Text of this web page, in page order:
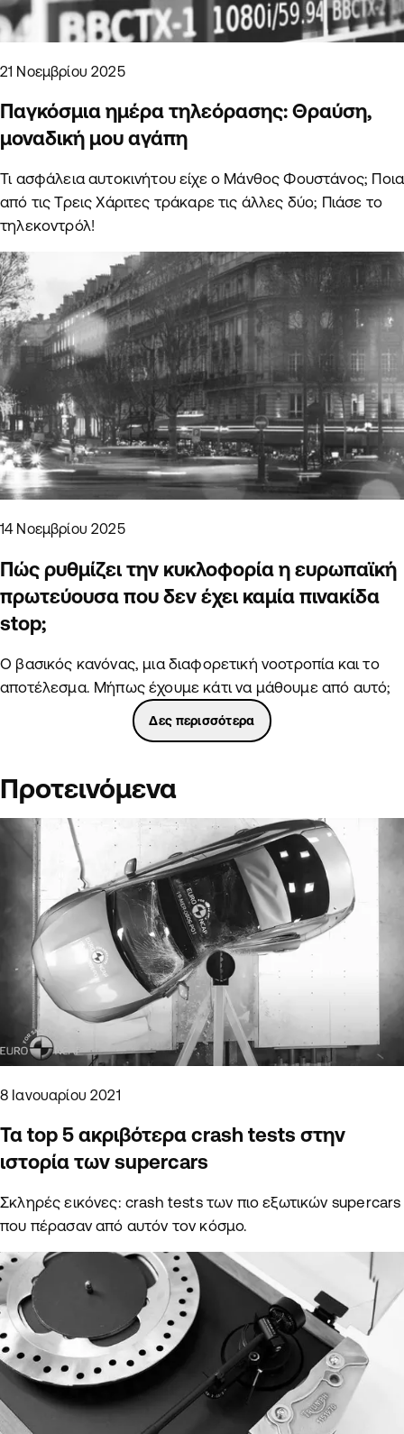
21 Νοεμβρίου 2025
Παγκόσμια ημέρα τηλεόρασης: Θραύση,
μοναδική μου αγάπη
Τι ασφάλεια αυτοκινήτου είχε ο Μάνθος Φουστάνος; Ποια
από τις Τρεις Χάριτες τράκαρε τις άλλες δύο; Πιάσε το
τηλεκοντρόλ!
14 Νοεμβρίου 2025
Πώς ρυθμίζει την κυκλοφορία η ευρωπαϊκή
πρωτεύουσα που δεν έχει καμία πινακίδα
stop;
Ο βασικός κανόνας, μια διαφορετική νοοτροπία και το
αποτέλεσμα. Μήπως έχουμε κάτι να μάθουμε από αυτό;
Δες περισσότερα
Προτεινόμενα
8 Ιανουαρίου 2021
Τα top 5 ακριβότερα crash tests στην
ιστορία των supercars
Σκληρές εικόνες: crash tests των πιο εξωτικών supercars
που πέρασαν από αυτόν τον κόσμο.